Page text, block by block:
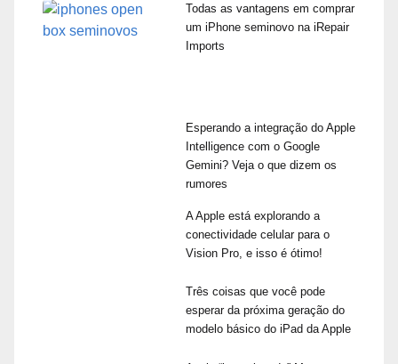
Todas as vantagens em comprar
um iPhone seminovo na iRepair
Imports
Esperando a integração do Apple
Intelligence com o Google
Gemini? Veja o que dizem os
rumores
A Apple está explorando a
conectividade celular para o
Vision Pro, e isso é ótimo!
Três coisas que você pode
esperar da próxima geração do
modelo básico do iPad da Apple